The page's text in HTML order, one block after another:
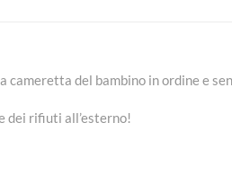
cameretta del bambino in ordine e
dei rifiuti all’esterno!